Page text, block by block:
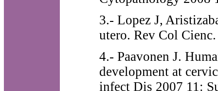
3.- Lopez J,
utero. Rev Col
4.- Paavonen J.
development at
infect Dis 2007 11: